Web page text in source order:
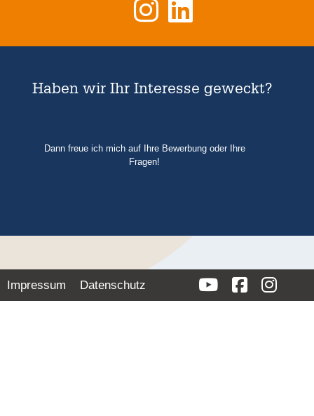
Haben wir Ihr Interesse geweckt?
Dann freue ich mich auf Ihre Bewerbung oder Ihre
Fragen!
Impressum Datenschutz